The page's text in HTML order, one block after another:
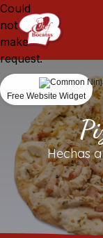
Hechas
Could
not
make
request.
Free Website Widget